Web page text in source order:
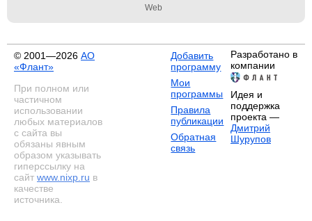
Web
© 2001—2026 АО
«Флант»
При полном или
частичном
использовании
любых материалов
с сайта вы
обязаны явным
образом указывать
гиперссылку на
сайт www.nixp.ru в
качестве
источника.
Добавить
программу
Мои
программы
Правила
публикации
Обратная
связь
Разработано в
компании
Идея и
поддержка
проекта —
Дмитрий
Шурупов